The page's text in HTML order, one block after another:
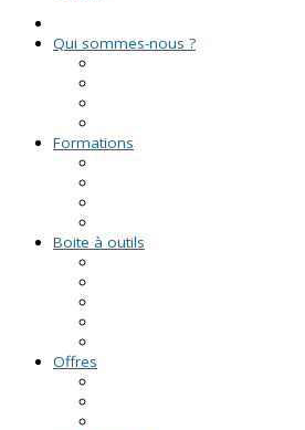
Qui sommes-nous ?
Formations
Boite à outils
Offres